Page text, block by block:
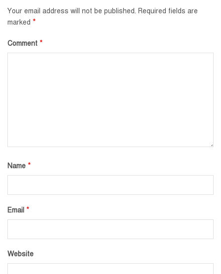
Your email address will not be published. Required fields are
marked *
Comment *
Name *
Email *
Website